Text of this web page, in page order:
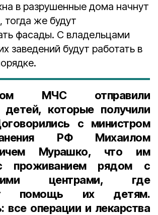
в разрушенные дома начнут
, тогда же будут
фасады. С владельцами
заведений будут работать в
МЧС отправили
детей, которые получили
с министром
РФ Михаилом
Мурашко, что им
проживанием рядом с
центрами, где
помощь их детям.
все операции и лекарства